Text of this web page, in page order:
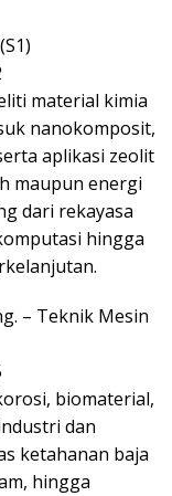
material kimia
nanokomposit,
aplikasi zeolit
maupun energi
dari rekayasa
hingga
– Teknik Mesin
biomaterial,
dan
ketahanan baja
hingga